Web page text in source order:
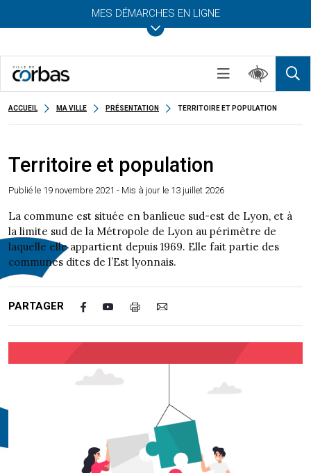
MES DÉMARCHES EN LIGNE
ACCUEIL MA VILLE PRÉSENTATION TERRITOIRE ET POPULATION
Territoire et population
Publié le 19 novembre 2021 - Mis à jour le 13 juillet 2026
La commune est située en banlieue sud-est de Lyon, et à
la limite sud de la Métropole de Lyon au périmètre de
laquelle elle appartient depuis 1969. Elle fait partie des
communes dites de l’Est lyonnais.
PARTAGER